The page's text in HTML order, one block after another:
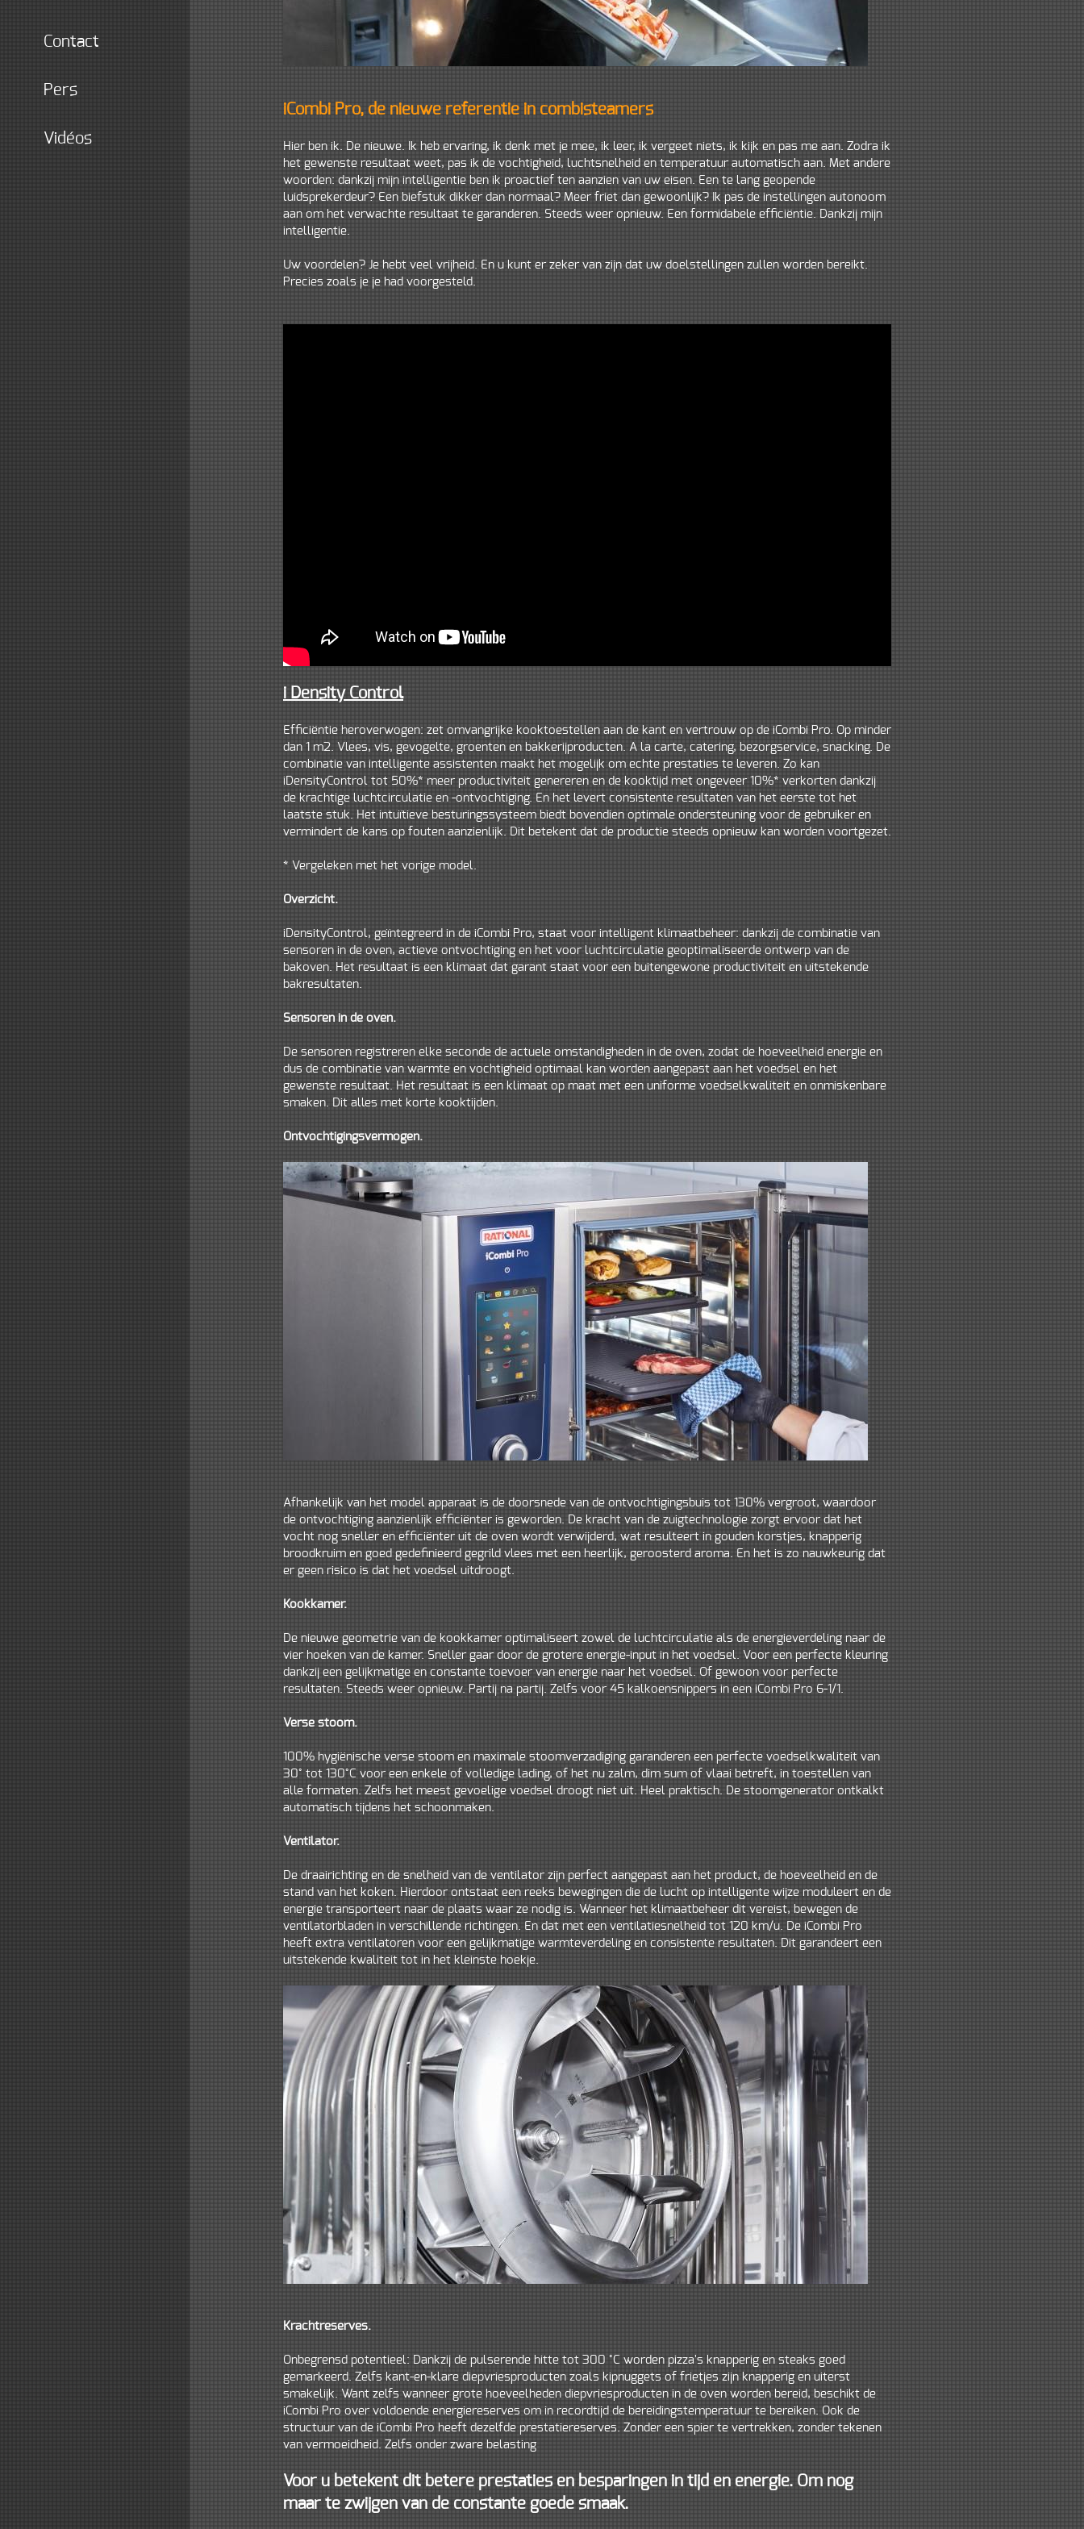
contact
pers
vidéos
iCombi Pro, de nieuwe referentie in combisteamers
Hier ben ik. De nieuwe. Ik heb ervaring, ik denk met je mee, ik leer, ik vergeet niets, ik kijk en pas me aan. Zodra ik
het gewenste resultaat weet, pas ik de vochtigheid, luchtsnelheid en temperatuur automatisch aan. Met andere
woorden: dankzij mijn intelligentie ben ik proactief ten aanzien van uw eisen. Een te lang geopende
luidsprekerdeur? Een biefstuk dikker dan normaal? Meer friet dan gewoonlijk? Ik pas de instellingen autonoom
aan om het verwachte resultaat te garanderen. Steeds weer opnieuw. Een formidabele efficiëntie. Dankzij mijn
intelligentie.
Uw voordelen? Je hebt veel vrijheid. En u kunt er zeker van zijn dat uw doelstellingen zullen worden bereikt.
Precies zoals je je had voorgesteld.
i Density Control
Efficiëntie heroverwogen: zet omvangrijke kooktoestellen aan de kant en vertrouw op de iCombi Pro. Op minder
dan 1 m2. Vlees, vis, gevogelte, groenten en bakkerijproducten. A la carte, catering, bezorgservice, snacking. De
combinatie van intelligente assistenten maakt het mogelijk om echte prestaties te leveren. Zo kan
iDensityControl tot 50%* meer productiviteit genereren en de kooktijd met ongeveer 10%* verkorten dankzij
de krachtige luchtcirculatie en -ontvochtiging. En het levert consistente resultaten van het eerste tot het
laatste stuk. Het intuïtieve besturingssysteem biedt bovendien optimale ondersteuning voor de gebruiker en
vermindert de kans op fouten aanzienlijk. Dit betekent dat de productie steeds opnieuw kan worden voortgezet.
* Vergeleken met het vorige model.
Overzicht.
iDensityControl, geïntegreerd in de iCombi Pro, staat voor intelligent klimaatbeheer: dankzij de combinatie van
sensoren in de oven, actieve ontvochtiging en het voor luchtcirculatie geoptimaliseerde ontwerp van de
bakoven. Het resultaat is een klimaat dat garant staat voor een buitengewone productiviteit en uitstekende
bakresultaten.
Sensoren in de oven.
De sensoren registreren elke seconde de actuele omstandigheden in de oven, zodat de hoeveelheid energie en
dus de combinatie van warmte en vochtigheid optimaal kan worden aangepast aan het voedsel en het
gewenste resultaat. Het resultaat is een klimaat op maat met een uniforme voedselkwaliteit en onmiskenbare
smaken. Dit alles met korte kooktijden.
Ontvochtigingsvermogen.
Afhankelijk van het model apparaat is de doorsnede van de ontvochtigingsbuis tot 130% vergroot, waardoor
de ontvochtiging aanzienlijk efficiënter is geworden. De kracht van de zuigtechnologie zorgt ervoor dat het
vocht nog sneller en efficiënter uit de oven wordt verwijderd, wat resulteert in gouden korstjes, knapperig
broodkruim en goed gedefinieerd gegrild vlees met een heerlijk, geroosterd aroma. En het is zo nauwkeurig dat
er geen risico is dat het voedsel uitdroogt.
Kookkamer.
De nieuwe geometrie van de kookkamer optimaliseert zowel de luchtcirculatie als de energieverdeling naar de
vier hoeken van de kamer. Sneller gaar door de grotere energie-input in het voedsel. Voor een perfecte kleuring
dankzij een gelijkmatige en constante toevoer van energie naar het voedsel. Of gewoon voor perfecte
resultaten. Steeds weer opnieuw. Partij na partij. Zelfs voor 45 kalkoensnippers in een iCombi Pro 6-1/1.
Verse stoom.
100% hygiënische verse stoom en maximale stoomverzadiging garanderen een perfecte voedselkwaliteit van
30° tot 130°C voor een enkele of volledige lading, of het nu zalm, dim sum of vlaai betreft, in toestellen van
alle formaten. Zelfs het meest gevoelige voedsel droogt niet uit. Heel praktisch. De stoomgenerator ontkalkt
automatisch tijdens het schoonmaken.
Ventilator.
De draairichting en de snelheid van de ventilator zijn perfect aangepast aan het product, de hoeveelheid en de
stand van het koken. Hierdoor ontstaat een reeks bewegingen die de lucht op intelligente wijze moduleert en de
energie transporteert naar de plaats waar ze nodig is. Wanneer het klimaatbeheer dit vereist, bewegen de
ventilatorbladen in verschillende richtingen. En dat met een ventilatiesnelheid tot 120 km/u. De iCombi Pro
heeft extra ventilatoren voor een gelijkmatige warmteverdeling en consistente resultaten. Dit garandeert een
uitstekende kwaliteit tot in het kleinste hoekje.
Krachtreserves.
Onbegrensd potentieel: Dankzij de pulserende hitte tot 300 °C worden pizza's knapperig en steaks goed
gemarkeerd. Zelfs kant-en-klare diepvriesproducten zoals kipnuggets of frietjes zijn knapperig en uiterst
smakelijk. Want zelfs wanneer grote hoeveelheden diepvriesproducten in de oven worden bereid, beschikt de
iCombi Pro over voldoende energiereserves om in recordtijd de bereidingstemperatuur te bereiken. Ook de
structuur van de iCombi Pro heeft dezelfde prestatiereserves. Zonder een spier te vertrekken, zonder tekenen
van vermoeidheid. Zelfs onder zware belasting
Voor u betekent dit betere prestaties en besparingen in tijd en energie. Om nog
maar te zwijgen van de constante goede smaak.